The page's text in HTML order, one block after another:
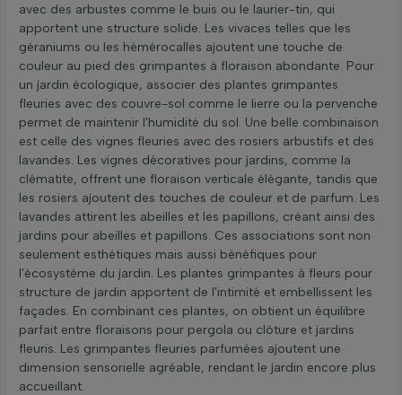
avec des arbustes comme le buis ou le laurier-tin, qui
apportent une structure solide. Les vivaces telles que les
géraniums ou les hémérocalles ajoutent une touche de
couleur au pied des grimpantes à floraison abondante. Pour
un jardin écologique, associer des plantes grimpantes
fleuries avec des couvre-sol comme le lierre ou la pervenche
permet de maintenir l'humidité du sol. Une belle combinaison
est celle des vignes fleuries avec des rosiers arbustifs et des
lavandes. Les vignes décoratives pour jardins, comme la
clématite, offrent une floraison verticale élégante, tandis que
les rosiers ajoutent des touches de couleur et de parfum. Les
lavandes attirent les abeilles et les papillons, créant ainsi des
jardins pour abeilles et papillons. Ces associations sont non
seulement esthétiques mais aussi bénéfiques pour
l'écosystème du jardin. Les plantes grimpantes à fleurs pour
structure de jardin apportent de l'intimité et embellissent les
façades. En combinant ces plantes, on obtient un équilibre
parfait entre floraisons pour pergola ou clôture et jardins
fleuris. Les grimpantes fleuries parfumées ajoutent une
dimension sensorielle agréable, rendant le jardin encore plus
accueillant.